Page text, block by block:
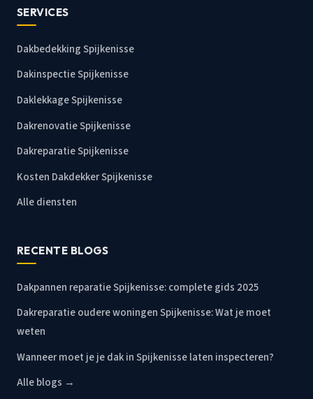
SERVICES
Dakbedekking Spijkenisse
Dakinspectie Spijkenisse
Daklekkage Spijkenisse
Dakrenovatie Spijkenisse
Dakreparatie Spijkenisse
Kosten Dakdekker Spijkenisse
Alle diensten
RECENTE BLOGS
Dakpannen reparatie Spijkenisse: complete gids 2025
Dakreparatie oudere woningen Spijkenisse: Wat je moet
weten
Wanneer moet je je dak in Spijkenisse laten inspecteren?
Alle blogs →